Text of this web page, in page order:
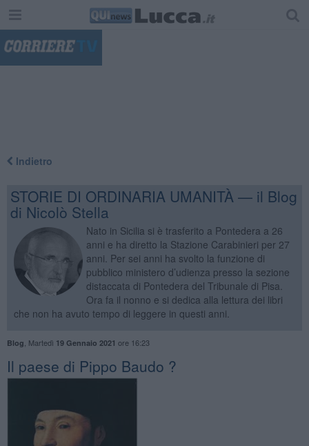
Indietro
STORIE DI ORDINARIA UMANITÀ — il Blog
di Nicolò Stella
Nato in Sicilia si è trasferito a Pontedera a 26
anni e ha diretto la Stazione Carabinieri per 27
anni. Per sei anni ha svolto la funzione di
pubblico ministero d’udienza presso la sezione
distaccata di Pontedera del Tribunale di Pisa.
Ora fa il nonno e si dedica alla lettura dei libri
che non ha avuto tempo di leggere in questi anni.
Blog Martedì 19 Gennaio 2021 ore 16:23
Il paese di Pippo Baudo ?